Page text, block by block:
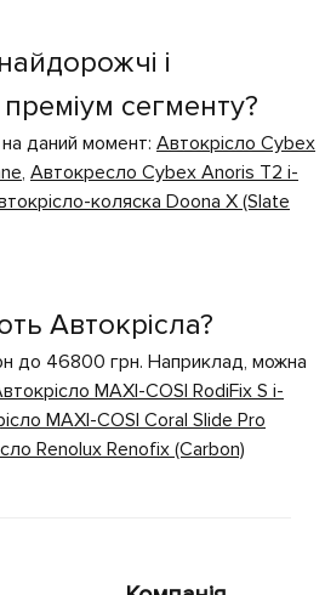
і
сегменту?
даний момент: Автокрісло Cybex
, Автокресло Cybex Anoris T2 i-
коляска Doona X (Slate
Автокрісла?
до 46800 грн. Наприклад, можна
MAXI-COSI RodiFix S i-
MAXI-COSI Coral Slide Pro
Renolux Renofix (Carbon)